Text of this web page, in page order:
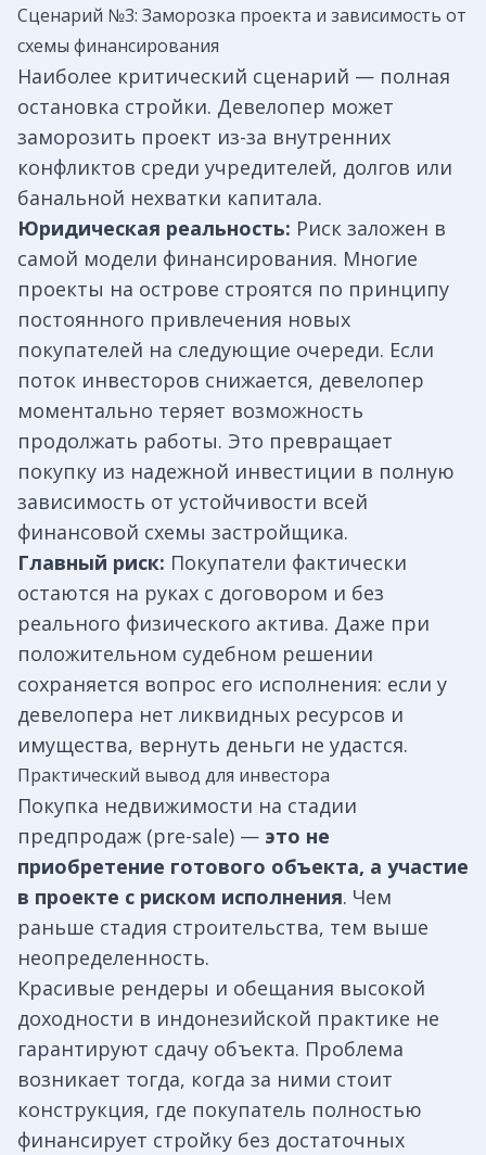
Сценарий №3: Заморозка проекта и зависимость от
схемы финансирования
Наиболее критический сценарий — полная
остановка стройки. Девелопер может
заморозить проект из-за внутренних
конфликтов среди учредителей, долгов или
банальной нехватки капитала.
Юридическая реальность: Риск заложен в
самой модели финансирования. Многие
проекты на острове строятся по принципу
постоянного привлечения новых
покупателей на следующие очереди. Если
поток инвесторов снижается, девелопер
моментально теряет возможность
продолжать работы. Это превращает
покупку из надежной инвестиции в полную
зависимость от устойчивости всей
финансовой схемы застройщика.
Главный риск: Покупатели фактически
остаются на руках с договором и без
реального физического актива. Даже при
положительном судебном решении
сохраняется вопрос его исполнения: если у
девелопера нет ликвидных ресурсов и
имущества, вернуть деньги не удастся.
Практический вывод для инвестора
Покупка недвижимости на стадии
предпродаж (pre-sale) — это не
приобретение готового объекта, а участие
в проекте с риском исполнения. Чем
раньше стадия строительства, тем выше
неопределенность.
Красивые рендеры и обещания высокой
доходности в индонезийской практике не
гарантируют сдачу объекта. Проблема
возникает тогда, когда за ними стоит
конструкция, где покупатель полностью
финансирует стройку без достаточных